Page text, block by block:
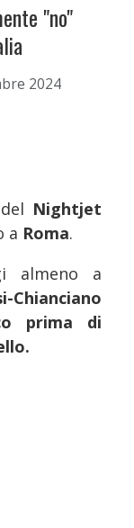
"no"
2024
Nightjet
a Roma.
almeno a
Chianciano
prima di